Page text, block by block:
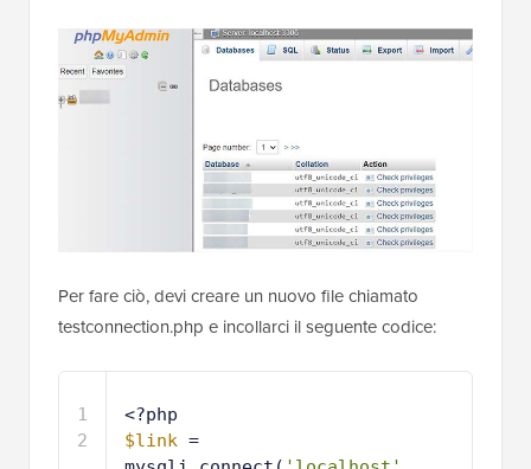
Per fare ciò, devi creare un nuovo file chiamato
testconnection.php e incollarci il seguente codice:
1
2
<?php
$link =